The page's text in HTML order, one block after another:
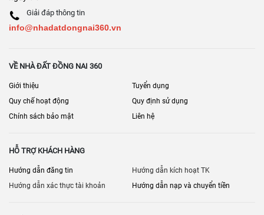
Giải đáp thông tin
info@nhadatdongnai360.vn
VỀ NHÀ ĐẤT ĐỒNG NAI 360
Giới thiệu
Tuyển dụng
Quy chế hoạt động
Quy định sử dụng
Chính sách bảo mật
Liên hệ
HỖ TRỢ KHÁCH HÀNG
Hướng dẫn đăng tin
Hướng dẫn kích hoạt TK
Hướng dẫn xác thực tài khoản
Hướng dẫn nạp và chuyển tiền